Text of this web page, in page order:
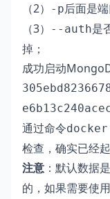
（2）
-p后面是
（3）
--auth是
掉；
成功启动
通过命令
检查，确实已经起
注意 ：默认数据
的，如果需要使